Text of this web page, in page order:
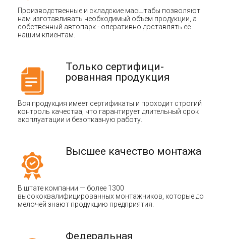
Производственные и складские масштабы позволяют
нам изготавливать необходимый объем продукции, а
собственный автопарк - оперативно доставлять её
нашим клиентам.
Только сертифици-
рованная продукция
Вся продукция имеет сертификаты и проходит строгий
контроль качества, что гарантирует длительный срок
эксплуатации и безотказную работу.
Высшее качество монтажа
В штате компании — более 1300
высококвалифицированных монтажников, которые до
мелочей знают продукцию предприятия.
Федеральная